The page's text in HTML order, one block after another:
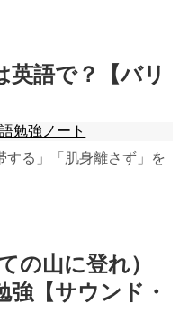
英語で？【バリ
勉強ノート
する」「肌身離さず」を
の山に登れ）
強【サウンド・